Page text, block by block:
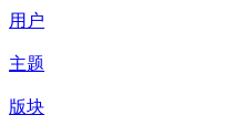
用户
主题
版块